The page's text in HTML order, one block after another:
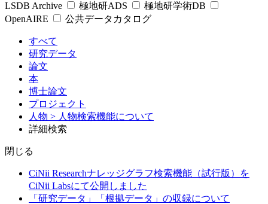
LSDB Archive
極地研ADS
極地研学術DB
OpenAIRE
公共データカタログ
すべて
研究データ
論文
本
博士論文
プロジェクト
人物 > 人物検索機能について
詳細検索
閉じる
CiNii Researchナレッジグラフ検索機能（試行版）を
CiNii Labsにて公開しました
「研究データ」「根拠データ」の収録について